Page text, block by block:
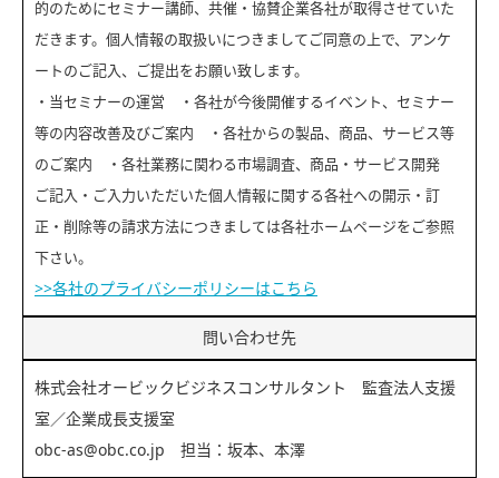
的のためにセミナー講師、共催・協賛企業各社が取得させていた
だきます。個人情報の取扱いにつきましてご同意の上で、アンケ
ートのご記入、ご提出をお願い致します。
・当セミナーの運営 ・各社が今後開催するイベント、セミナー
等の内容改善及びご案内 ・各社からの製品、商品、サービス等
のご案内 ・各社業務に関わる市場調査、商品・サービス開発
ご記入・ご入力いただいた個人情報に関する各社への開示・訂
正・削除等の請求方法につきましては各社ホームページをご参照
下さい。
>>各社のプライバシーポリシーはこちら
問い合わせ先
株式会社オービックビジネスコンサルタント 監査法人支援
室／企業成長支援室
obc-as@obc.co.jp 担当：坂本、本澤